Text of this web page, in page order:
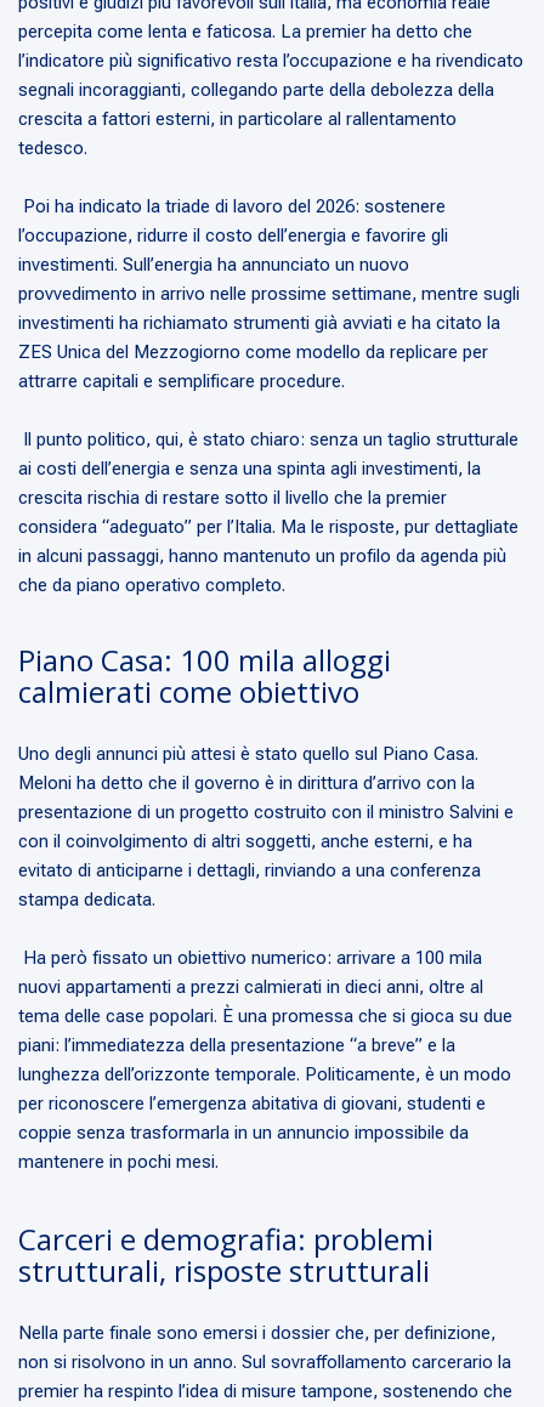
percepita come lenta e faticosa. La premier ha detto che
l’indicatore più significativo resta l’occupazione e ha rivendicato
segnali incoraggianti, collegando parte della debolezza della
crescita a fattori esterni, in particolare al rallentamento
tedesco.
Poi ha indicato la triade di lavoro del 2026: sostenere
l’occupazione, ridurre il costo dell’energia e favorire gli
investimenti. Sull’energia ha annunciato un nuovo
provvedimento in arrivo nelle prossime settimane, mentre sugli
investimenti ha richiamato strumenti già avviati e ha citato la
ZES Unica del Mezzogiorno come modello da replicare per
attrarre capitali e semplificare procedure.
Il punto politico, qui, è stato chiaro: senza un taglio strutturale
ai costi dell’energia e senza una spinta agli investimenti, la
crescita rischia di restare sotto il livello che la premier
considera “adeguato” per l’Italia. Ma le risposte, pur dettagliate
in alcuni passaggi, hanno mantenuto un profilo da agenda più
che da piano operativo completo.
Piano Casa: 100 mila alloggi
calmierati come obiettivo
Uno degli annunci più attesi è stato quello sul Piano Casa.
Meloni ha detto che il governo è in dirittura d’arrivo con la
presentazione di un progetto costruito con il ministro Salvini e
con il coinvolgimento di altri soggetti, anche esterni, e ha
evitato di anticiparne i dettagli, rinviando a una conferenza
stampa dedicata.
Ha però fissato un obiettivo numerico: arrivare a 100 mila
nuovi appartamenti a prezzi calmierati in dieci anni, oltre al
tema delle case popolari. È una promessa che si gioca su due
piani: l’immediatezza della presentazione “a breve” e la
lunghezza dell’orizzonte temporale. Politicamente, è un modo
per riconoscere l’emergenza abitativa di giovani, studenti e
coppie senza trasformarla in un annuncio impossibile da
mantenere in pochi mesi.
Carceri e demografia: problemi
strutturali, risposte strutturali
Nella parte finale sono emersi i dossier che, per definizione,
non si risolvono in un anno. Sul sovraffollamento carcerario la
premier ha respinto l’idea di misure tampone, sostenendo che